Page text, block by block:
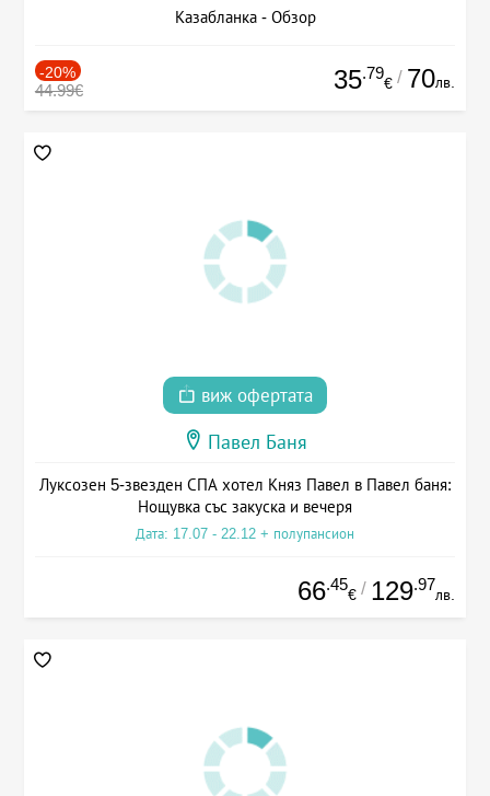
Казабланка - Обзор
-20%
44.99€ 35.79
€ / 70лв.
виж офертата
Павел Баня
Луксозен 5-звезден СПА хотел Княз Павел в Павел баня:
Нощувка със закуска и вечеря
Дата: 17.07 - 22.12 + полупансион
66.45
€ / 129.97
лв.